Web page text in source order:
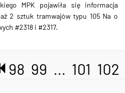
MPK pojawiła się informacja
2 sztuk tramwajów typu 105 Na o
#2318 i #2317.
98 99 ... 101 102